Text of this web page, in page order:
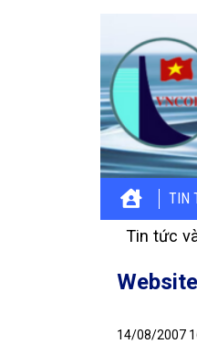
TIN
Tin tức
14/08/2007